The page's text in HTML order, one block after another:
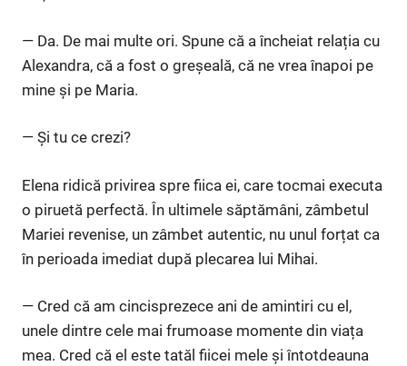
— Da. De mai multe ori. Spune că a încheiat relația cu
Alexandra, că a fost o greșeală, că ne vrea înapoi pe
mine și pe Maria.
— Și tu ce crezi?
Elena ridică privirea spre fiica ei, care tocmai executa
o piruetă perfectă. În ultimele săptămâni, zâmbetul
Mariei revenise, un zâmbet autentic, nu unul forțat ca
în perioada imediat după plecarea lui Mihai.
— Cred că am cincisprezece ani de amintiri cu el,
unele dintre cele mai frumoase momente din viața
mea. Cred că el este tatăl fiicei mele și întotdeauna